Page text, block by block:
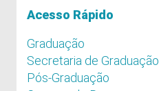
Acesso Rápido
Graduação
Secretaria de Graduação
Pós-Graduação